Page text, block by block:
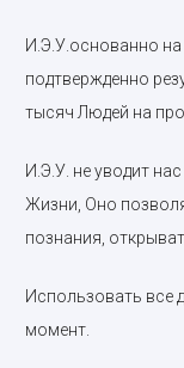
И.Э.У.основанно
подтвержденно
тысяч Людей на
И.Э.У. не уводит
Жизни, Оно
познания,
Использовать все
момент.